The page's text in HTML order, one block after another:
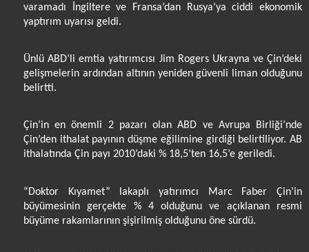
varamadı İngiltere ve Fransa’dan Rusya’ya ciddi ekonomik
yaptırım uyarısı geldi.
Ünlü ABD’li emtia yatırımcısı Jim Rogers Ukrayna ve Çin’deki
gelişmelerin ardından altının yeniden güvenli liman olduğunu
belirtti.
Çin’in en önemli 2 pazarı olan ABD ve Avrupa Birliği’nde
Çin’den ithalat payının düşme eğilimine girdiği belirtiliyor. AB
ithalatında Çin payı 2010’daki % 18,5’ten 16,5’e geriledi.
“Doktor Kıyamet” lakaplı yatırımcı Marc Faber Çin’in
büyümesinin gerçekte % 4 olduğunu ve açıklanan resmi
büyüme rakamlarının şişirilmiş olduğunu öne sürdü.